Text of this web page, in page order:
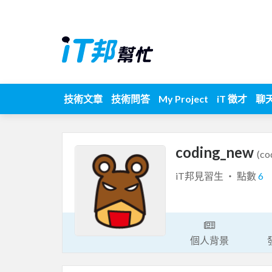
技術文章 技術問答 My Project iT 徵才 聊
coding_new
iT邦見習生 ‧ 點數6
個人背景